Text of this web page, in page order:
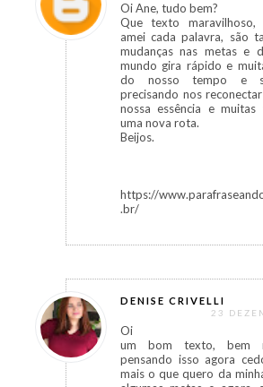
Oi Ane, tudo bem?
Que texto maravilhoso,
amei cada palavra, são
mudanças nas metas e
mundo gira rápido e
do nosso tempo e
precisando nos
nossa essência e muitas
uma nova rota.
Beijos.
https://
.br/
DENISE CRIVELLI
23
Oi
um bom texto, bem
pensando isso agora
mais o que quero da